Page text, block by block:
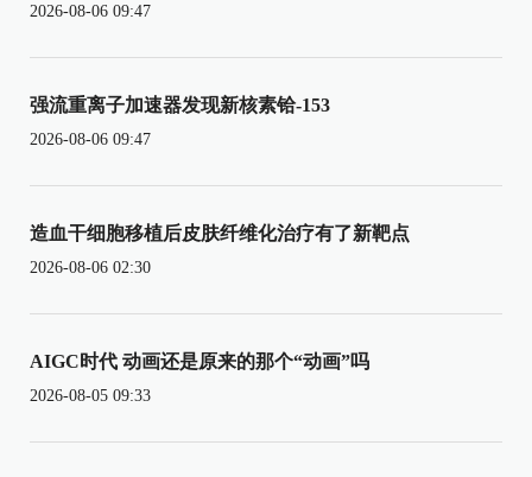
2026-08-06 09:47
强流重离子加速器发现新核素铪-153
2026-08-06 09:47
造血干细胞移植后皮肤纤维化治疗有了新靶点
2026-08-06 02:30
AIGC时代 动画还是原来的那个“动画”吗
2026-08-05 09:33